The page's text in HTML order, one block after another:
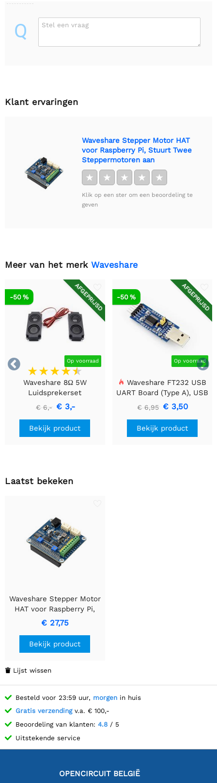
Q Stel een vraag
Klant ervaringen
Waveshare Stepper Motor HAT
voor Raspberry Pi, Stuurt Twee
Steppermotoren aan
★ ★ ★ ★ ★
Klik op een ster om een beoordeling te
geven
Meer van het merk Waveshare


AFGEPRIJSD
Op voorraad
-50 %
Waveshare 8Ω 5W
Luidsprekerset
€ 6,- € 3,-
Bekijk product
AFGEPRIJSD
Op voorraad
-50 %
Waveshare FT232 USB
UART Board (Type A), USB
naar TTL (UART)
Communicatiemodule
€ 6,95 € 3,50
Bekijk product
Laatst bekeken
Waveshare Stepper Motor
HAT voor Raspberry Pi,
Stuurt Twee
Steppermotoren aan
€ 27,75
Bekijk product
 Lijst wissen
Besteld voor 23:59 uur, morgen in huis
Gratis verzendingv.a. € 100,-
Beoordeling van klanten: 4.8 / 5
Uitstekende service
OPENCIRCUIT BELGIË